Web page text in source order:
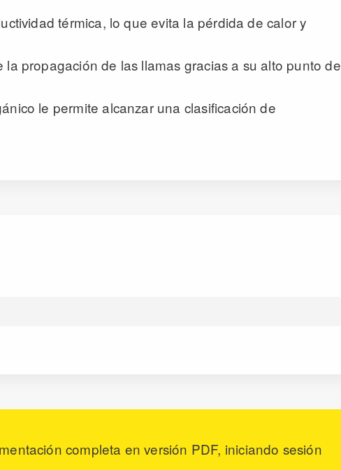
térmica, lo que evita la pérdida de calor y
propagación de las llamas gracias a su alto punto de
le permite alcanzar una clasificación de
completa en versión PDF, iniciando sesión